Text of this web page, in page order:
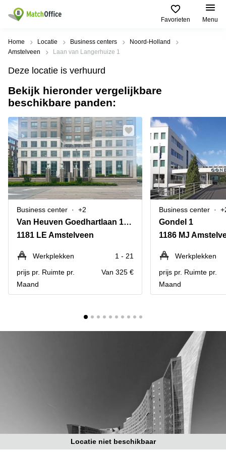
Favorieten Menu
Huren / Verhuren
Productpagina's
Kantoorruimten
Business
Flexplekken
Coworking
Spaces
Vergaderruimten
Virtueel
Kantoor
Bedrijfsruimte
Populaire
Steden
Alkmaar
Oost
Amsterdam
Westpoort
Bergen
op
Zoom
Amersfoort
Breda
Hengelo
Hilversum
Hoofddorp
Deventer
Populaire
zoekopdrachten
Kantoorruimte
in Breda
Kantoor
huren
Bergen
op
Zoom
Kantoor
huren
Tiel
Kantoor
huren
Reeuwijk
Business
Arnhem
Breda
Coworking
Help
Over ons
Voeg je kantoorruimte toe
Huurprijs
Log in
Home Locatie Business centers
Noord-Holland
Amstelveen
Laan van Langerhuize 1
Deze locatie is verhuurd
Bekijk hieronder vergelijkbare
beschikbare panden:
Business center +2
Van Heuven Goedhartlaan 13D
1181 LE Amstelveen
Werkplekken
1 - 21
prijs pr. Ruimte pr.
Maand
Van 325 €
Business center
Gondel 1
1186 MJ
Werkplekken
prijs pr. Ruimte pr.
Maand
Locatie niet beschikbaar